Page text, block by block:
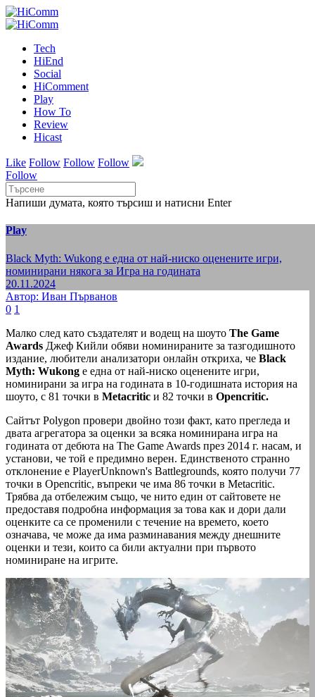
Tech
HiEnd
Social
HiComment
Play
How To
Review
Hicast
Like Follow Follow Follow
Follow
Напиши думата, която търсиш и натисни Enter
Play
Black Myth: Wukong е една от най-ниско оценените игри,
номинирани някога за Игра на годината
20.11.2024
Автор: Иван Първанов
0 1
Малко след като създателят и водещ на шоуто The Game
Awards Джеф Кийли обяви номинираните за тазгодишното
издание, любители анализатори онлайн откриха, че Black
Myth: Wukong е една от най-ниско оценените игри,
номинирани за игра на годината в 10-годишната история на
шоуто, с 81 точки в Metacritic и 82 точки в Opencritic.
Сайтът Polygon провери двойно този факт, като прегледа и
двата агрегатора за оценки за всяка номинирана игра на
годината от дебюта на The Game Awards през 2014 г. насам, и
установи, че той е предимно верен. Единственото странно
отклонение е PlayerUnknown's Battlegrounds, която получи 77
точки в Opencritic, въпреки че има 86 точки в Metacritic.
Трябва да отбележим също, че нито един от сайтовете не
предоставя подробна информация за това как и дори дали
оценките са се променили с течение на времето, което
означава, че може да има разминавания между днешните
оценки и тези, които са били актуални при първото
номиниране на игрите.